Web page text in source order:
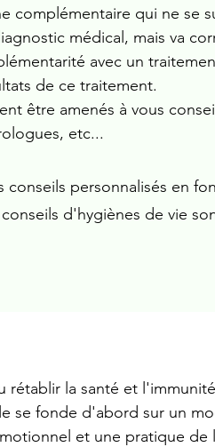
complémentaire qui ne se
médical, mais va
avec un
de ce traitement.
être amenés à vous
etc...
personnalisés en
d'hygiènes de vie
rétablir la santé et
se fonde d'abord sur un
et une pratique de